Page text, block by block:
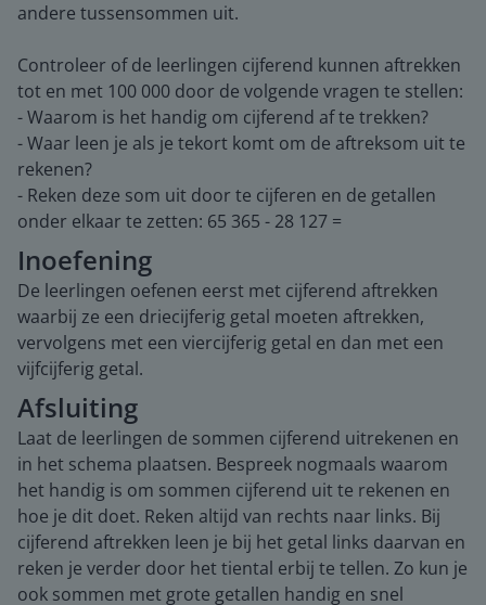
andere tussensommen uit.
Controleer of de leerlingen cijferend kunnen aftrekken
tot en met 100 000 door de volgende vragen te stellen:
- Waarom is het handig om cijferend af te trekken?
- Waar leen je als je tekort komt om de aftreksom uit te
rekenen?
- Reken deze som uit door te cijferen en de getallen
onder elkaar te zetten: 65 365 - 28 127 =
Inoefening
De leerlingen oefenen eerst met cijferend aftrekken
waarbij ze een driecijferig getal moeten aftrekken,
vervolgens met een viercijferig getal en dan met een
vijfcijferig getal.
Afsluiting
Laat de leerlingen de sommen cijferend uitrekenen en
in het schema plaatsen. Bespreek nogmaals waarom
het handig is om sommen cijferend uit te rekenen en
hoe je dit doet. Reken altijd van rechts naar links. Bij
cijferend aftrekken leen je bij het getal links daarvan en
reken je verder door het tiental erbij te tellen. Zo kun je
ook sommen met grote getallen handig en snel